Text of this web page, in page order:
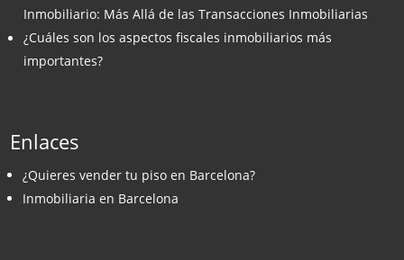
Inmobiliario: Más Allá de las Transacciones Inmobiliarias
¿Cuáles son los aspectos fiscales inmobiliarios más
importantes?
Enlaces
¿Quieres vender tu piso en Barcelona?
Inmobiliaria en Barcelona